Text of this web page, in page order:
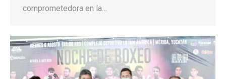
comprometedora en la…